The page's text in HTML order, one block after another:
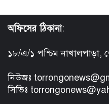
অফিসের ঠিকানা:
১৮/এ/১ পশ্চিম নাখালপাড়া,
নিউজঃ
সিভিঃ